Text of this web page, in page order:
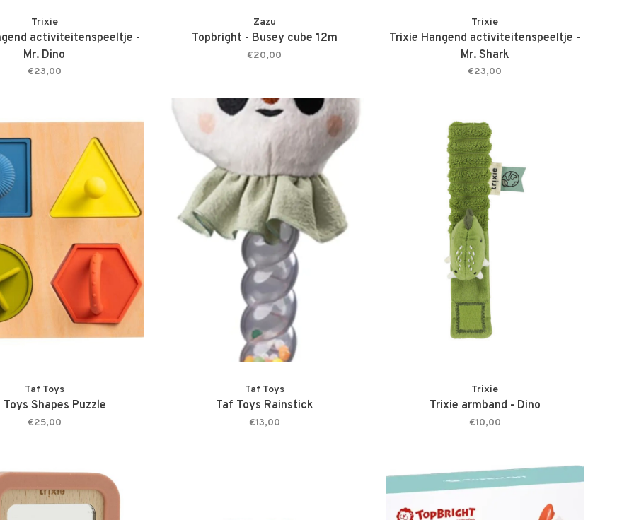
Trixie
activiteitenspeeltje -
Mr. Dino
€23,00
Zazu
Topbright - Busey cube 12m
€20,00
Trixie
Trixie Hangend activiteitenspeeltje -
Mr. Shark
€23,00
Taf Toys
Shapes Puzzle
€25,00
Taf Toys
Taf Toys Rainstick
€13,00
Trixie
Trixie armband - Dino
€10,00